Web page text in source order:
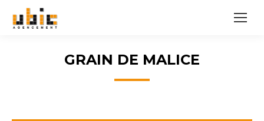
GRAIN DE MALICE